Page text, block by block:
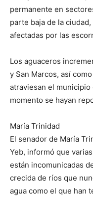
permanente en
parte baja de la
afectadas por las
Los aguaceros
y San Marcos, así
atraviesan el municipio
momento se hayan
María Trinidad
El senador de María
Yeb, informó que
están incomunicadas
crecida de ríos que
agua como el que han